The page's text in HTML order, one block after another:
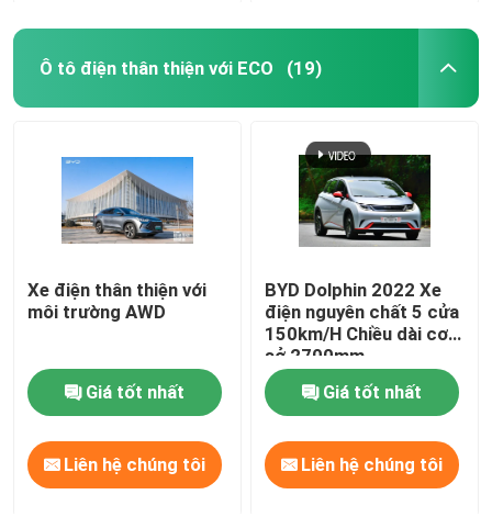
Ô tô điện thân thiện với ECO (19)
Xe điện thân thiện với
môi trường AWD
Giá tốt nhất
Liên hệ chúng tôi
BYD Dolphin 2022 Xe
điện nguyên chất 5 cửa
150km/H Chiều dài cơ
sở 2700mm
Giá tốt nhất
Liên hệ chúng tôi